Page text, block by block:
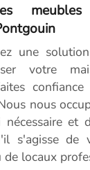
une
votre
nous
et
s'agisse de
locaux